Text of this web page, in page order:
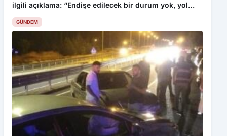
ilgili açıklama: “Endişe edilecek bir durum yok, yol
yeniden trafiğe açıldı”
GÜNDEM